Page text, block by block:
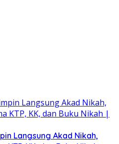
Langsung Akad Nikah,